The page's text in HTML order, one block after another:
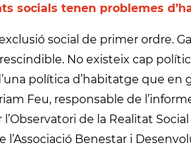
socials tenen problemes
social de primer ordre.
No existeix cap
política d’habitatge que en
Feu, responsable de l’informe
de la Realitat
Benestar i